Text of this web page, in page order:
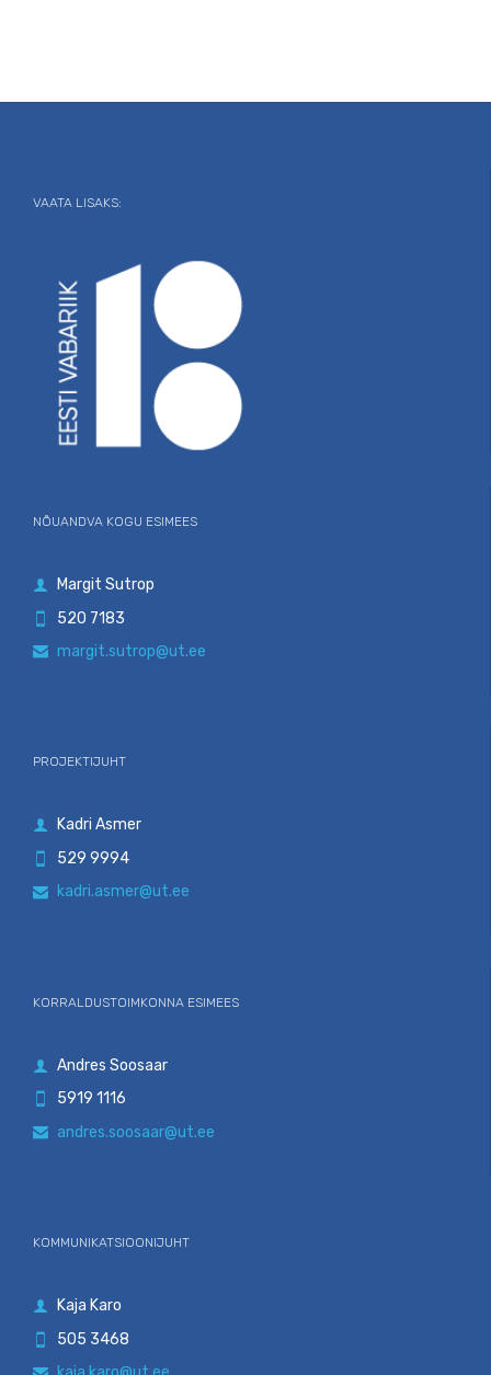
VAATA LISAKS:
NÕUANDVA KOGU ESIMEES
 Margit Sutrop
 520 7183
 margit.sutrop@ut.ee
PROJEKTIJUHT
 Kadri Asmer
529 9994
 kadri.asmer@ut.ee
KORRALDUSTOIMKONNA ESIMEES
 Andres Soosaar
5919 1116
 andres.soosaar@ut.ee
KOMMUNIKATSIOONIJUHT
 Kaja Karo
 505 3468